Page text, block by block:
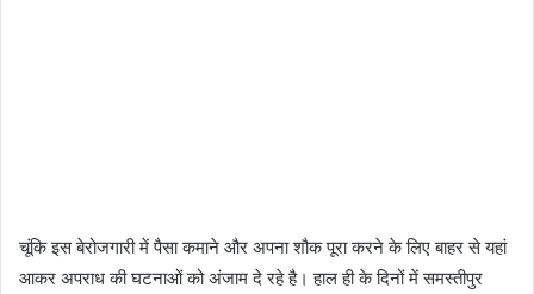
चूंकि इस बेरोजगारी में पैसा कमाने और अपना शौक पूरा करने के लिए बाहर से यहां
आकर अपराध की घटनाओं को अंजाम दे रहे है। हाल ही के दिनों में समस्तीपुर